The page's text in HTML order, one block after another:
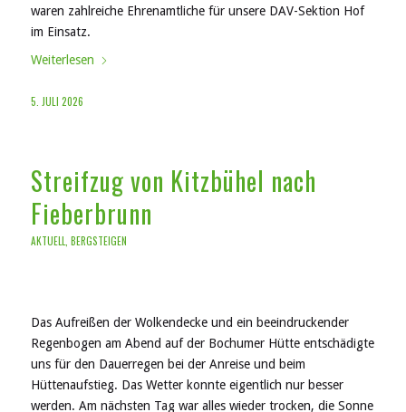
waren zahlreiche Ehrenamtliche für unsere DAV-Sektion Hof
im Einsatz.
Weiterlesen
5. JULI 2026
Streifzug von Kitzbühel nach
Fieberbrunn
AKTUELL BERGSTEIGEN
Das Aufreißen der Wolkendecke und ein beeindruckender
Regenbogen am Abend auf der Bochumer Hütte entschädigte
uns für den Dauerregen bei der Anreise und beim
Hüttenaufstieg. Das Wetter konnte eigentlich nur besser
werden. Am nächsten Tag war alles wieder trocken, die Sonne